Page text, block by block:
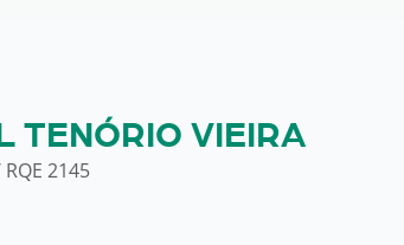
TENÓRIO VIEIRA
2145